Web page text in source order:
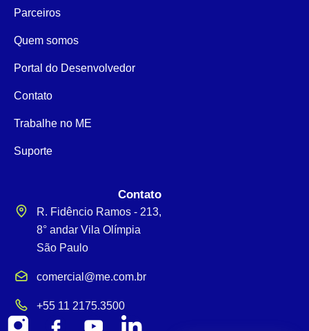
Parceiros
Quem somos
Portal do Desenvolvedor
Contato
Trabalhe no ME
Suporte
Contato
R. Fidêncio Ramos - 213,
8° andar Vila Olímpia
São Paulo
comercial@me.com.br
+55 11 2175.3500